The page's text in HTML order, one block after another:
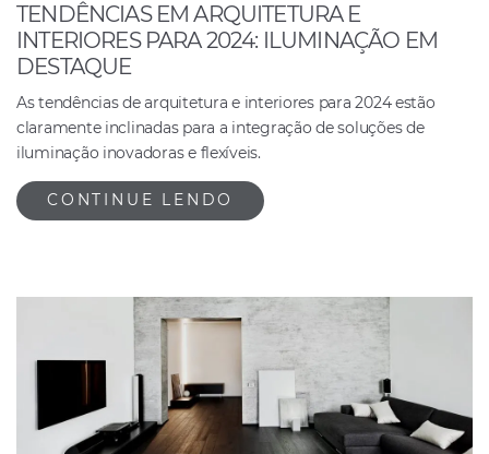
TENDÊNCIAS EM ARQUITETURA E
INTERIORES PARA 2024: ILUMINAÇÃO EM
DESTAQUE
As tendências de arquitetura e interiores para 2024 estão
claramente inclinadas para a integração de soluções de
iluminação inovadoras e flexíveis.
CONTINUE LENDO